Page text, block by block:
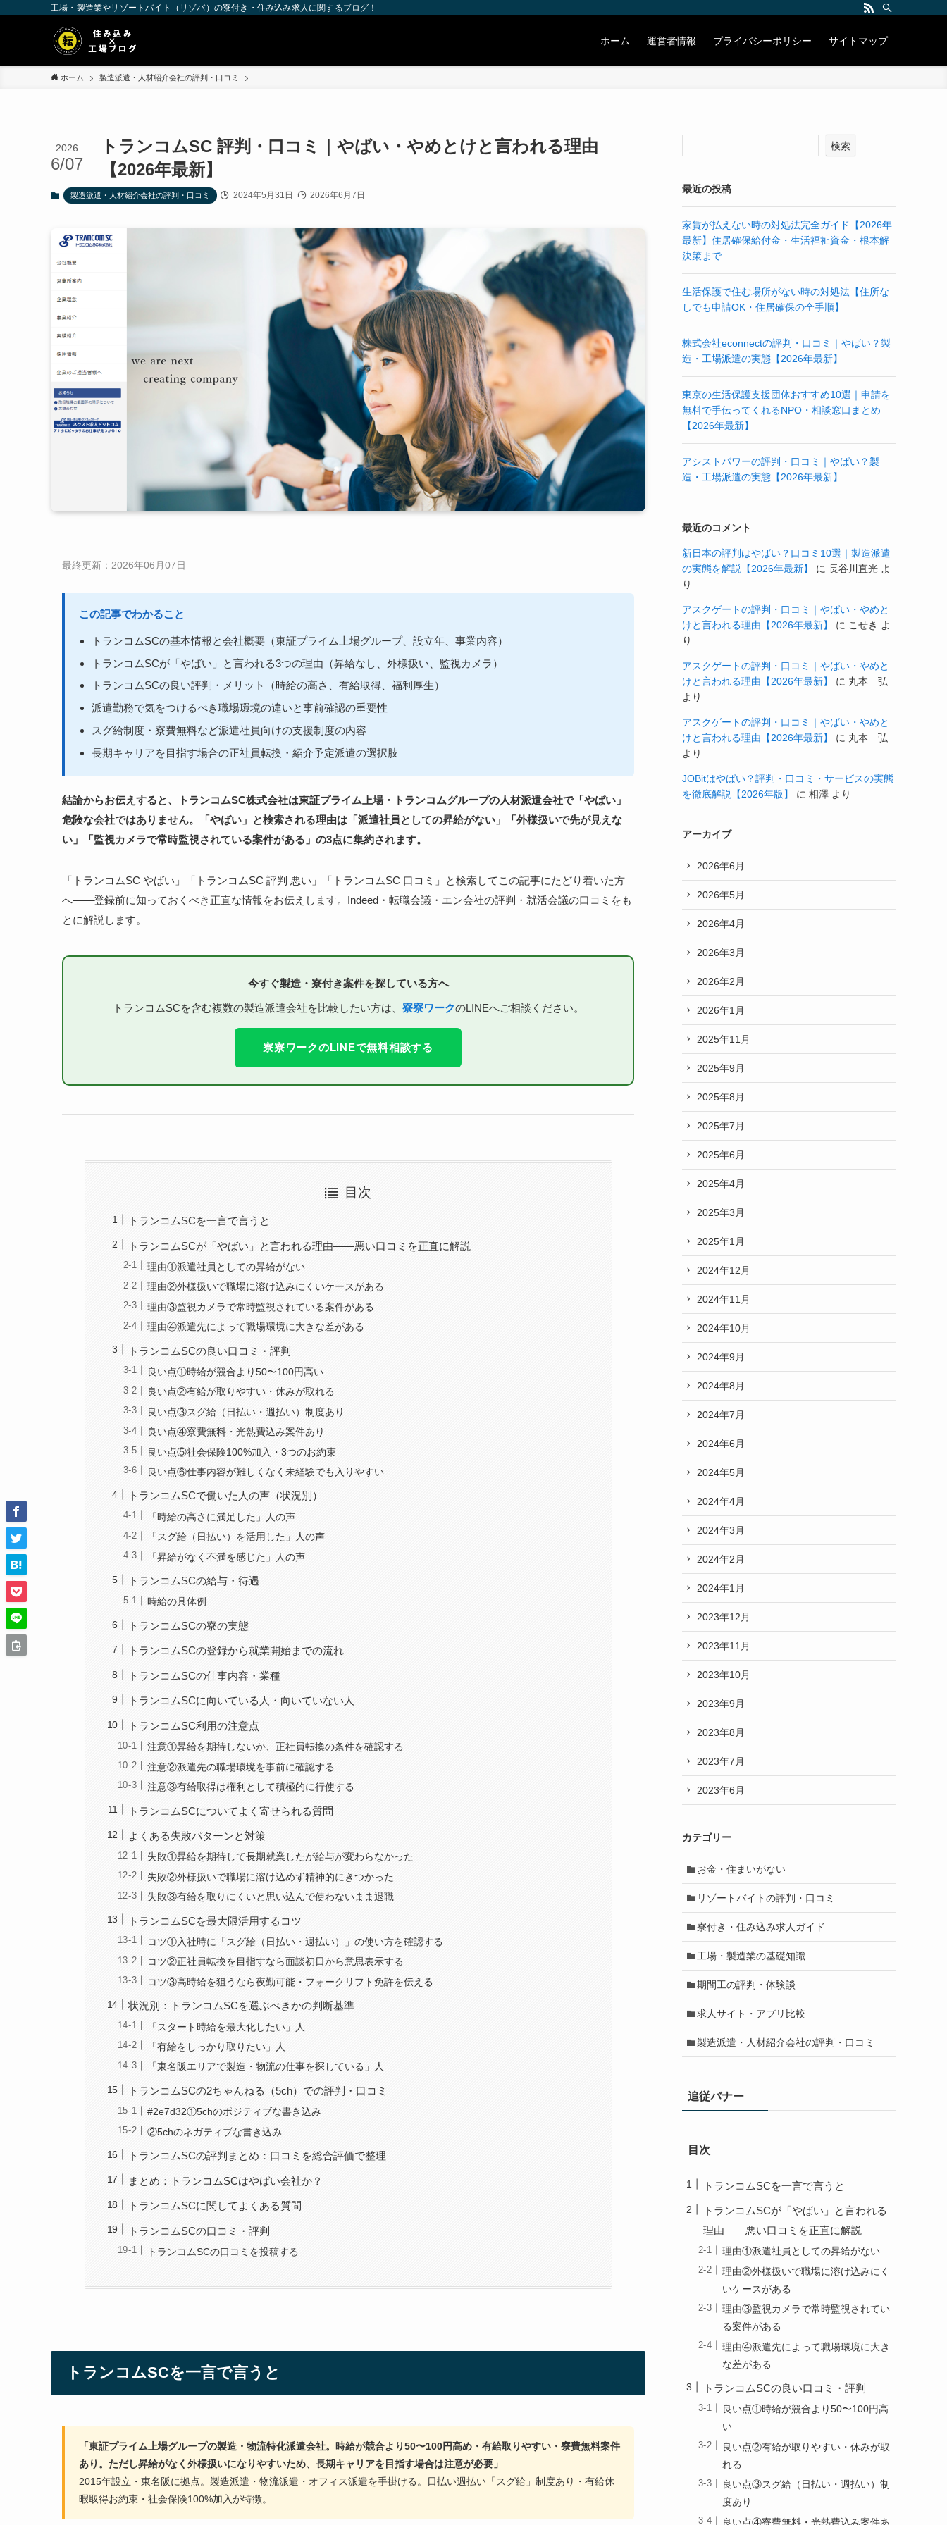
工場・製造業やリゾートバイト（リゾバ）の寮付き・住み込み求人に関するブログ！
ホーム 運営者情報 プライバシーポリシー サイトマップ
ホーム 製造派遣・人材紹介会社の評判・口コミ
トランコムSC 評判・口コミ｜やばい・やめとけと言われる理由
【2026年最新】
2026
6/07
製造派遣・人材紹介会社の評判・口コミ 2024年5月31日 2026年6月7日
最終更新：2026年06月07日
この記事でわかること
トランコムSCの基本情報と会社概要（東証プライム上場グループ、設立年、事業内容）
トランコムSCが「やばい」と言われる3つの理由（昇給なし、外様扱い、監視カメラ）
トランコムSCの良い評判・メリット（時給の高さ、有給取得、福利厚生）
派遣勤務で気をつけるべき職場環境の違いと事前確認の重要性
スグ給制度・寮費無料など派遣社員向けの支援制度の内容
長期キャリアを目指す場合の正社員転換・紹介予定派遣の選択肢
結論からお伝えすると、トランコムSC株式会社は東証プライム上場・トランコムグループの人材派遣会社で「やばい」
危険な会社ではありません。「やばい」と検索される理由は「派遣社員としての昇給がない」「外様扱いで先が見えな
い」「監視カメラで常時監視されている案件がある」の3点に集約されます。
「トランコムSC やばい」「トランコムSC 評判 悪い」「トランコムSC 口コミ」と検索してこの記事にたどり着いた方
へ——登録前に知っておくべき正直な情報をお伝えします。Indeed・転職会議・エン会社の評判・就活会議の口コミをも
とに解説します。
今すぐ製造・寮付き案件を探している方へ
トランコムSCを含む複数の製造派遣会社を比較したい方は、 寮寮ワークのLINEへご相談ください。
寮寮ワークのLINEで無料相談する
目次
トランコムSCを一言で言うと
トランコムSCが「やばい」と言われる理由——悪い口コミを正直に解説
理由①派遣社員としての昇給がない
理由②外様扱いで職場に溶け込みにくいケースがある
理由③監視カメラで常時監視されている案件がある
理由④派遣先によって職場環境に大きな差がある
トランコムSCの良い口コミ・評判
良い点①時給が競合より50〜100円高い
良い点②有給が取りやすい・休みが取れる
良い点③スグ給（日払い・週払い）制度あり
良い点④寮費無料・光熱費込み案件あり
良い点⑤社会保険100%加入・3つのお約束
良い点⑥仕事内容が難しくなく未経験でも入りやすい
トランコムSCで働いた人の声（状況別）
「時給の高さに満足した」人の声
「スグ給（日払い）を活用した」人の声
「昇給がなく不満を感じた」人の声
トランコムSCの給与・待遇
時給の具体例
トランコムSCの寮の実態
トランコムSCの登録から就業開始までの流れ
トランコムSCの仕事内容・業種
トランコムSCに向いている人・向いていない人
トランコムSC利用の注意点
注意①昇給を期待しないか、正社員転換の条件を確認する
注意②派遣先の職場環境を事前に確認する
注意③有給取得は権利として積極的に行使する
トランコムSCについてよく寄せられる質問
よくある失敗パターンと対策
失敗①昇給を期待して長期就業したが給与が変わらなかった
失敗②外様扱いで職場に溶け込めず精神的にきつかった
失敗③有給を取りにくいと思い込んで使わないまま退職
トランコムSCを最大限活用するコツ
コツ①入社時に「スグ給（日払い・週払い）」の使い方を確認する
コツ②正社員転換を目指すなら面談初日から意思表示する
コツ③高時給を狙うなら夜勤可能・フォークリフト免許を伝える
状況別：トランコムSCを選ぶべきかの判断基準
「スタート時給を最大化したい」人
「有給をしっかり取りたい」人
「東名阪エリアで製造・物流の仕事を探している」人
トランコムSCの2ちゃんねる（5ch）での評判・口コミ
#2e7d32①5chのポジティブな書き込み
②5chのネガティブな書き込み
トランコムSCの評判まとめ：口コミを総合評価で整理
まとめ：トランコムSCはやばい会社か？
トランコムSCに関してよくある質問
トランコムSCの口コミ・評判
トランコムSCの口コミを投稿する
トランコムSCを一言で言うと
「東証プライム上場グループの製造・物流特化派遣会社。時給が競合より50〜100円高め・有給取りやすい・寮費無料案件
あり。ただし昇給がなく外様扱いになりやすいため、長期キャリアを目指す場合は注意が必要」
2015年設立・東名阪に拠点。製造派遣・物流派遣・オフィス派遣を手掛ける。日払い週払い「スグ給」制度あり・有給休
暇取得お約束・社会保険100%加入が特徴。
検索
最近の投稿
家賃が払えない時の対処法完全ガイド【2026年
最新】住居確保給付金・生活福祉資金・根本解
決策まで
生活保護で住む場所がない時の対処法【住所な
しでも申請OK・住居確保の全手順】
株式会社econnectの評判・口コミ｜やばい？製
造・工場派遣の実態【2026年最新】
東京の生活保護支援団体おすすめ10選｜申請を
無料で手伝ってくれるNPO・相談窓口まとめ
【2026年最新】
アシストパワーの評判・口コミ｜やばい？製
造・工場派遣の実態【2026年最新】
最近のコメント
新日本の評判はやばい？口コミ10選｜製造派遣
の実態を解説【2026年最新】
に 長谷川直光 よ
り
アスクゲートの評判・口コミ｜やばい・やめと
けと言われる理由【2026年最新】
に こせき よ
り
アスクゲートの評判・口コミ｜やばい・やめと
けと言われる理由【2026年最新】
に 丸本 弘
より
アスクゲートの評判・口コミ｜やばい・やめと
けと言われる理由【2026年最新】
に 丸本 弘
より
JOBitはやばい？評判・口コミ・サービスの実態
を徹底解説【2026年版】
に 相澤 より
アーカイブ
2026年6月
2026年5月
2026年4月
2026年3月
2026年2月
2026年1月
2025年11月
2025年9月
2025年8月
2025年7月
2025年6月
2025年4月
2025年3月
2025年1月
2024年12月
2024年11月
2024年10月
2024年9月
2024年8月
2024年7月
2024年6月
2024年5月
2024年4月
2024年3月
2024年2月
2024年1月
2023年12月
2023年11月
2023年10月
2023年9月
2023年8月
2023年7月
2023年6月
カテゴリー
お金・住まいがない
リゾートバイトの評判・口コミ
寮付き・住み込み求人ガイド
工場・製造業の基礎知識
期間工の評判・体験談
求人サイト・アプリ比較
製造派遣・人材紹介会社の評判・口コミ
追従バナー
目次
トランコムSCを一言で言うと
トランコムSCが「やばい」と言われる
理由——悪い口コミを正直に解説
理由①派遣社員としての昇給がない
理由②外様扱いで職場に溶け込みにく
いケースがある
理由③監視カメラで常時監視されてい
る案件がある
理由④派遣先によって職場環境に大き
な差がある
トランコムSCの良い口コミ・評判
良い点①時給が競合より50〜100円高
い
良い点②有給が取りやすい・休みが取
れる
良い点③スグ給（日払い・週払い）制
度あり
良い点④寮費無料・光熱費込み案件あ